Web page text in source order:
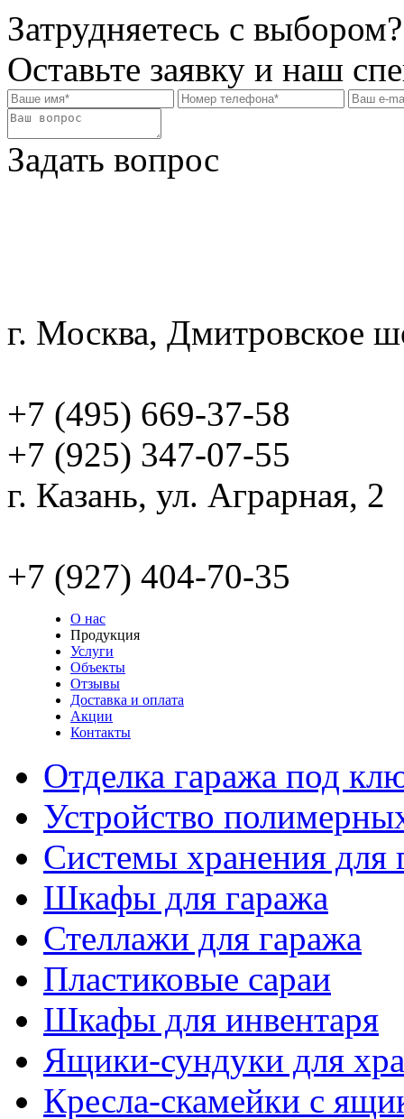
Затрудняетесь с выбором?
Оставьте заявку и наш
Задать вопрос
г. Москва, Дмитровское
+7 (495) 669-37-58
+7 (925) 347-07-55
г. Казань, ул. Аграрная, 2
+7 (927) 404-70-35
О нас
Продукция
Услуги
Объекты
Отзывы
Доставка и оплата
Акции
Контакты
Отделка гаража под
Устройство
Системы хранения для
Шкафы для гаража
Стеллажи для гаража
Пластиковые сараи
Шкафы для инвентаря
Ящики-сундуки для
Кресла-скамейки с